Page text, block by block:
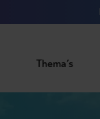
Thema’s